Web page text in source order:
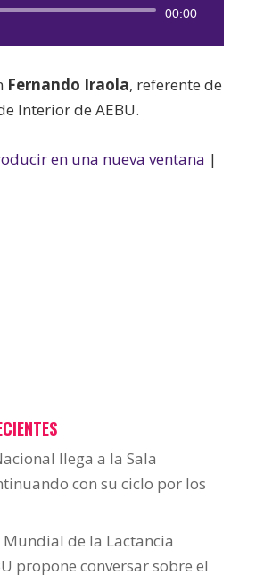
Reproductor
00:00
Fernando Iraola, referente de
Interior de AEBU.
en una nueva ventana |
llega a la Sala
con su ciclo por los
Mundial de la Lactancia
propone conversar sobre el